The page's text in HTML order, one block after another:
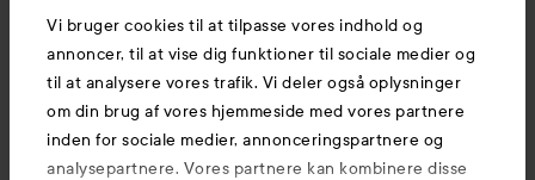
Vi bruger cookies til at tilpasse vores indhold og
annoncer, til at vise dig funktioner til sociale medier og
til at analysere vores trafik. Vi deler også oplysninger
om din brug af vores hjemmeside med vores partnere
inden for sociale medier, annonceringspartnere og
analysepartnere. Vores partnere kan kombinere disse
SPONSORED Scandinavian Soap Factory Skärgård
La Roche-Posay